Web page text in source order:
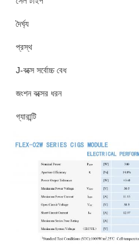
দৈর্ঘ্য
প্রস্থ
J-বক্সে সর্বোচ্চ বেধ
জংশন বক্সের ধরন
গ্যারান্টি